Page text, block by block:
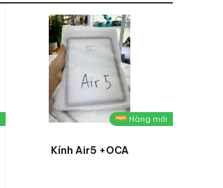
Hàng mới
Kính Air5 +OCA